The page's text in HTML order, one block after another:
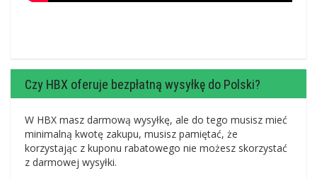
Czy HBX oferuje bezpłatną wysyłkę do Polski?
W HBX masz darmową wysyłkę, ale do tego musisz mieć
minimalną kwotę zakupu, musisz pamiętać, że
korzystając z kuponu rabatowego nie możesz skorzystać
z darmowej wysyłki.